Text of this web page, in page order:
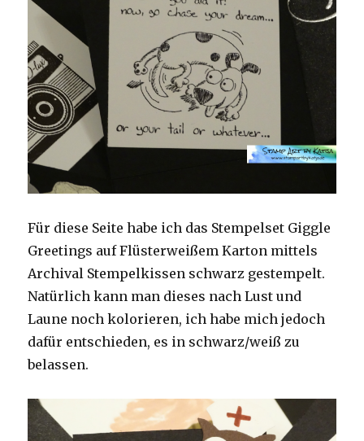
Für diese Seite habe ich das Stempelset Giggle
Greetings auf Flüsterweißem Karton mittels
Archival Stempelkissen schwarz gestempelt.
Natürlich kann man dieses nach Lust und
Laune noch kolorieren, ich habe mich jedoch
dafür entschieden, es in schwarz/weiß zu
belassen.